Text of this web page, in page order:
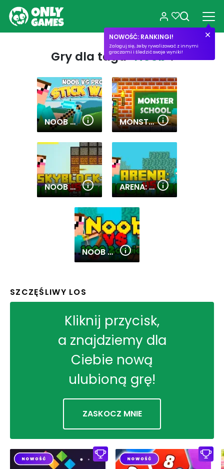
NOWOŚĆ: RANKINGI!
Zaloguj się, żeby rywalizować z innymi
graczami i śledzić swoje wyniki!
Gry dla tagu"Noob":
NOOB VS PRO STICK WAR MONSTER SCHOOL CHALLENGES
NOOB SKYBLOCK ARENA: NOOB VS PRO
NOOB VS 1000 ZOMBIES!
SZCZĘŚLIWY LOS
Kliknij przycisk,
a znajdziemy dla
Ciebie nową
ulubioną grę!
ZASKOCZ MNIE